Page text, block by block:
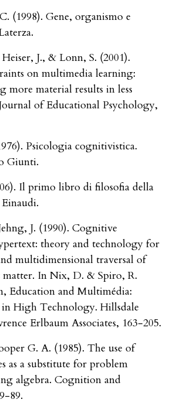
(1998). Gene, organismo e
J., & Lonn, S. (2001).
on multimedia learning:
more material results in less
of Educational Psychology,
Psicologia cognitivistica.
Giunti.
Il primo libro di filosofia della
J. (1990). Cognitive
theory and technology for
multidimensional traversal of
matter. In Nix, D. & Spiro, R.
Education and Multimédia:
High Technology. Hillsdale
Erlbaum Associates, 163-205.
G. A. (1985). The use of
as a substitute for problem
algebra. Cognition and
89.